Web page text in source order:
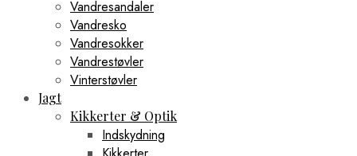
Vandresandaler
Vandresko
Vandresokker
Vandrestøvler
Vinterstøvler
Jagt
Kikkerter & Optik
Indskydning